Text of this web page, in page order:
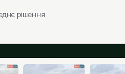
рішення